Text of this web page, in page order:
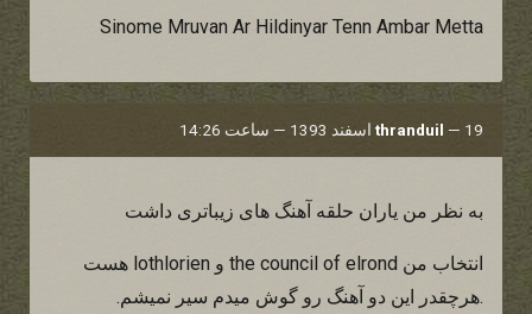
Sinome Mruvan Ar Hildinyar Tenn Ambar Metta
thranduil — 19 اسفند 1393 — ساعت 14:26
به نظر من یاران حلقه آهنگ های زیباتری داشت
انتخاب من the council of elrond و lothlorien هست
.هرچقدر این دو آهنگ رو گوش میدم سیر نمیشم.